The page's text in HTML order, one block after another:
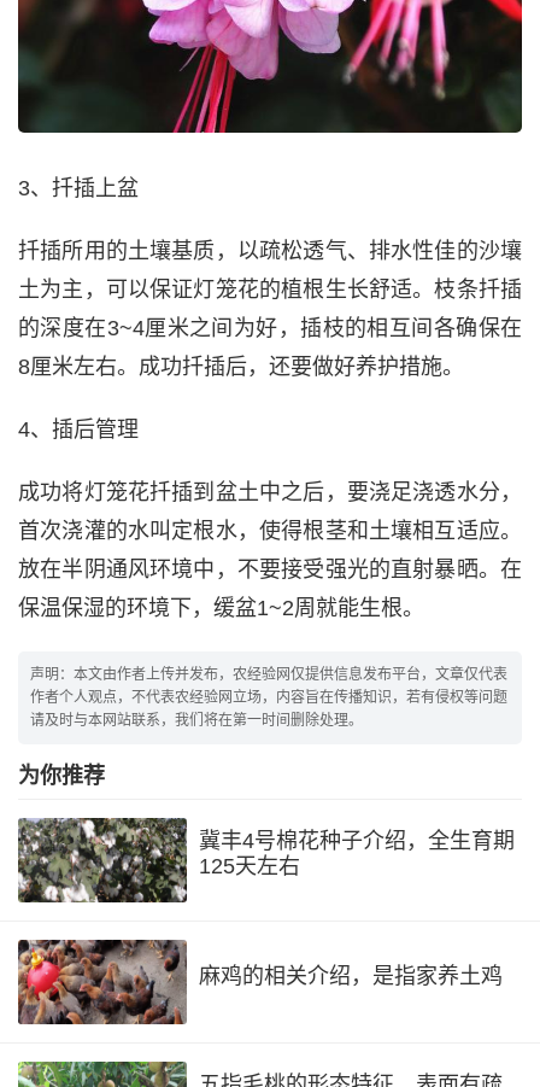
3、扦插上盆
扦插所用的土壤基质，以疏松透气、排水性佳的沙壤
土为主，可以保证灯笼花的植根生长舒适。枝条扦插
的深度在3~4厘米之间为好，插枝的相互间各确保在
8厘米左右。成功扦插后，还要做好养护措施。
4、插后管理
成功将灯笼花扦插到盆土中之后，要浇足浇透水分，
首次浇灌的水叫定根水，使得根茎和土壤相互适应。
放在半阴通风环境中，不要接受强光的直射暴晒。在
保温保湿的环境下，缓盆1~2周就能生根。
声明：本文由作者上传并发布，农经验网仅提供信息发布平台，文章仅代表
作者个人观点，不代表农经验网立场，内容旨在传播知识，若有侵权等问题
请及时与本网站联系，我们将在第一时间删除处理。
为你推荐
冀丰4号棉花种子介绍，全生育期
125天左右
麻鸡的相关介绍，是指家养土鸡